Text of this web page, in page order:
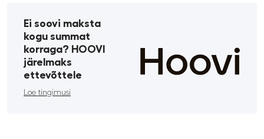
Ei soovi maksta
kogu summat
korraga? HOOVI
järelmaks
ettevõttele
Loe tingimusi